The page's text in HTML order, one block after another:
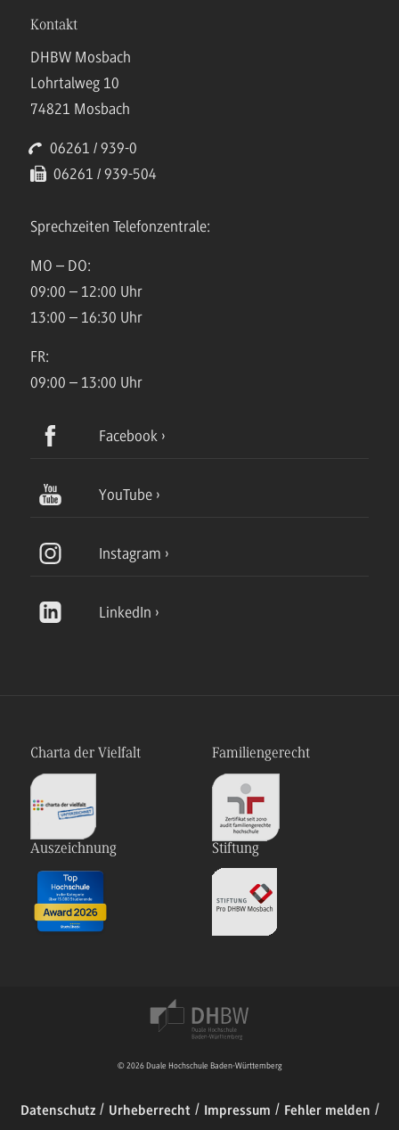
Kontakt
DHBW Mosbach
Lohrtalweg 10
74821 Mosbach
06261 / 939-0
06261 / 939-504
Sprechzeiten Telefonzentrale:
MO – DO:
09:00 – 12:00 Uhr
13:00 – 16:30 Uhr
FR:
09:00 – 13:00 Uhr
Facebook
YouTube
Instagram
LinkedIn
Charta der Vielfalt Familiengerecht
Auszeichnung Stiftung
© 2026 Duale Hochschule Baden-Württemberg
Datenschutz Urheberrecht Impressum Fehler melden